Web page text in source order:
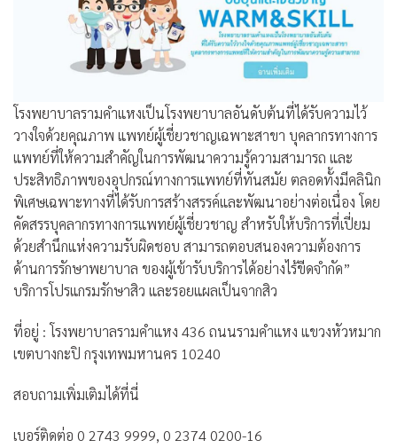
โรงพยาบาลรามคำแหงเป็นโรงพยาบาลอันดับต้นที่ได้รับความไว้
วางใจด้วยคุณภาพ แพทย์ผู้เชี่ยวชาญเฉพาะสาขา บุคลากรทางการ
แพทย์ที่ให้ความสำคัญในการพัฒนาความรู้ความสามารถ และ
ประสิทธิภาพของอุปกรณ์ทางการแพทย์ที่ทันสมัย ตลอดทั้งมีคลินิก
พิเศษเฉพาะทางที่ได้รับการสร้างสรรค์และพัฒนาอย่างต่อเนื่อง โดย
คัดสรรบุคลากรทางการแพทย์ผู้เชี่ยวชาญ สำหรับให้บริการที่เปี่ยม
ด้วยสำนึกแห่งความรับผิดชอบ สามารถตอบสนองความต้องการ
ด้านการรักษาพยาบาล ของผู้เข้ารับบริการได้อย่างไร้ขีดจำกัด”
บริการโปรแกรมรักษาสิว และรอยแผลเป็นจากสิว
ที่อยู่ : โรงพยาบาลรามคำแหง 436 ถนนรามคำแหง แขวงหัวหมาก
เขตบางกะปิ กรุงเทพมหานคร 10240
สอบถามเพิ่มเติมได้ที่นี่
เบอร์ติดต่อ 0 2743 9999, 0 2374 0200-16